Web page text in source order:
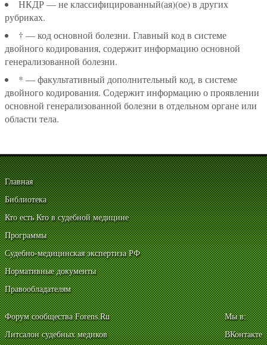
НКДР — не классифицированный(ая)(ое) в других
рубриках.
† — код основной болезни. Главный код в системе
двойного кодирования, содержит информацию основной
генерализованной болезни.
* — факультативный дополнительный код, в системе
двойного кодирования. Содержит информацию о проявлении
основной генерализованной болезни в отдельном органе или
области тела.
Главная
Библиотека
Кто есть Кто в судебной медицине
Программы
Судебно-медицинская экспертиза РФ
Нормативные документы
Правообладателям
Форум сообщества Forens.Ru
Литсалон судебных медиков
Мы в:
ВКонтакте